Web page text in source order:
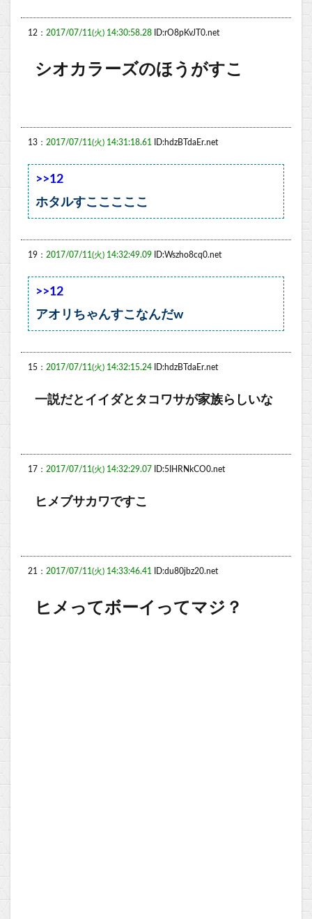
12： 2017/07/11(火) 14:30:58.28 ID:rO8pKvJT0.net
シオカラーズのほうがすこ
13： 2017/07/11(火) 14:31:18.61 ID:hdzBTdaEr.net
>>12
ホタルすこここここ
19： 2017/07/11(火) 14:32:49.09 ID:Wszho8cq0.net
>>12
アオリちゃんすこなんだw
15： 2017/07/11(火) 14:32:15.24 ID:hdzBTdaEr.net
一説だとイイダとタコワサが家族らしいな
17： 2017/07/11(火) 14:32:29.07 ID:5IHRNkCO0.net
ヒメブサカワですこ
21： 2017/07/11(火) 14:33:46.41 ID:du80jbz20.net
ヒメってボーイってマジ？